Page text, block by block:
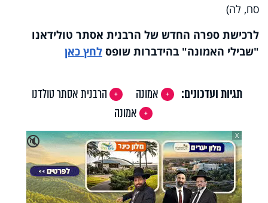
סח, לה)
לרכישת ספרה החדש של הרבנית אסתר טולידאנו
"שבילי האמונה" בהידברות שופס לחץ כאן
תגיות ועדכונים: אמונה
הרבנית אסתר טולדנו
אמונה
🔇
X